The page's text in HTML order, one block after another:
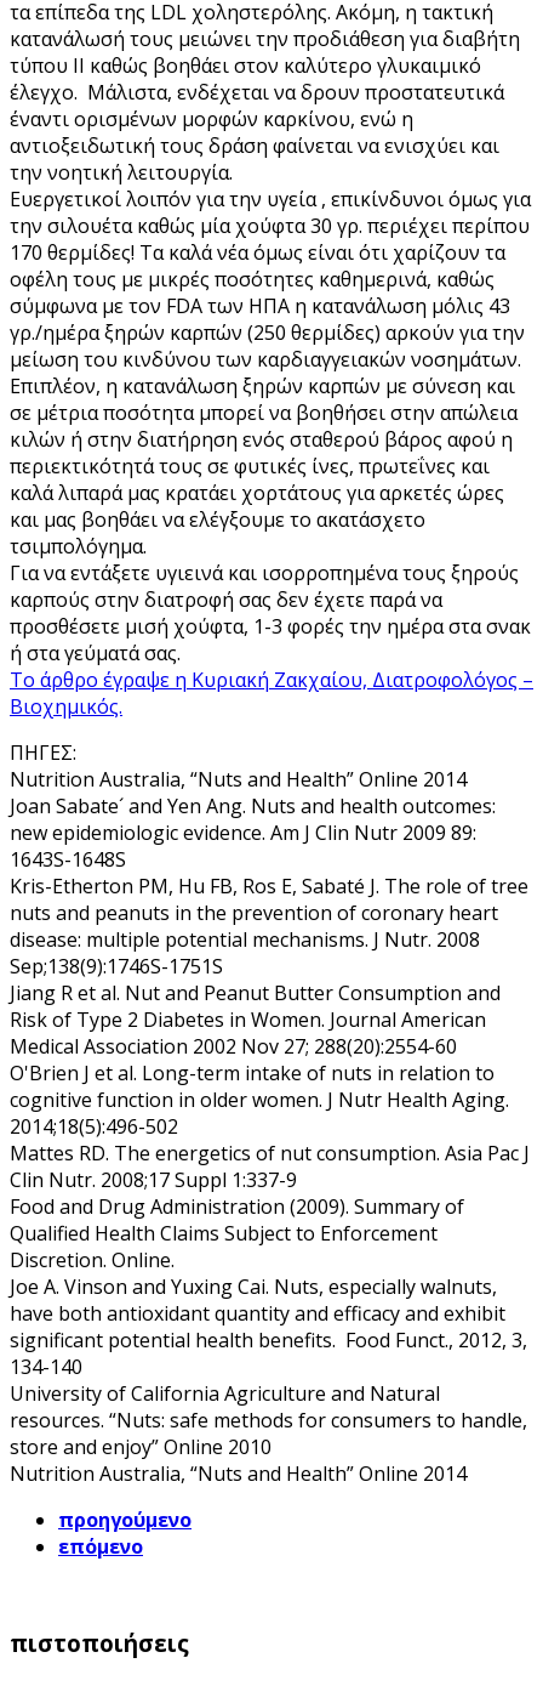
τα επίπεδα της LDL χοληστερόλης. Ακόμη, η τακτική
κατανάλωσή τους μειώνει την προδιάθεση για διαβήτη
τύπου ΙΙ καθώς βοηθάει στον καλύτερο γλυκαιμικό
έλεγχο. Μάλιστα, ενδέχεται να δρουν προστατευτικά
έναντι ορισμένων μορφών καρκίνου, ενώ η
αντιοξειδωτική τους δράση φαίνεται να ενισχύει και
την νοητική λειτουργία.
Ευεργετικοί λοιπόν για την υγεία , επικίνδυνοι όμως για
την σιλουέτα καθώς μία χούφτα 30 γρ. περιέχει περίπου
170 θερμίδες! Τα καλά νέα όμως είναι ότι χαρίζουν τα
οφέλη τους με μικρές ποσότητες καθημερινά, καθώς
σύμφωνα με τον FDA των ΗΠΑ η κατανάλωση μόλις 43
γρ./ημέρα ξηρών καρπών (250 θερμίδες) αρκούν για την
μείωση του κινδύνου των καρδιαγγειακών νοσημάτων.
Επιπλέον, η κατανάλωση ξηρών καρπών με σύνεση και
σε μέτρια ποσότητα μπορεί να βοηθήσει στην απώλεια
κιλών ή στην διατήρηση ενός σταθερού βάρος αφού η
περιεκτικότητά τους σε φυτικές ίνες, πρωτεΐνες και
καλά λιπαρά μας κρατάει χορτάτους για αρκετές ώρες
και μας βοηθάει να ελέγξουμε το ακατάσχετο
τσιμπολόγημα.
Για να εντάξετε υγιεινά και ισορροπημένα τους ξηρούς
καρπούς στην διατροφή σας δεν έχετε παρά να
προσθέσετε μισή χούφτα, 1-3 φορές την ημέρα στα σνακ
ή στα γεύματά σας.
Το άρθρο έγραψε η Κυριακή Ζακχαίου, Διατροφολόγος –
Βιοχημικός.
ΠΗΓΕΣ:
Nutrition Australia, “Nuts and Health” Online 2014
Joan Sabate´ and Yen Ang. Nuts and health outcomes:
new epidemiologic evidence. Am J Clin Nutr 2009 89:
1643S-1648S
Kris-Etherton PM, Hu FB, Ros E, Sabaté J. The role of tree
nuts and peanuts in the prevention of coronary heart
disease: multiple potential mechanisms. J Nutr. 2008
Sep;138(9):1746S-1751S
Jiang R et al. Nut and Peanut Butter Consumption and
Risk of Type 2 Diabetes in Women. Journal American
Medical Association 2002 Nov 27; 288(20):2554-60
O'Brien J et al. Long-term intake of nuts in relation to
cognitive function in older women. J Nutr Health Aging.
2014;18(5):496-502
Mattes RD. The energetics of nut consumption. Asia Pac J
Clin Nutr. 2008;17 Suppl 1:337-9
Food and Drug Administration (2009). Summary of
Qualified Health Claims Subject to Enforcement
Discretion. Online.
Joe A. Vinson and Yuxing Cai. Nuts, especially walnuts,
have both antioxidant quantity and efficacy and exhibit
significant potential health benefits. Food Funct., 2012, 3,
134-140
University of California Agriculture and Natural
resources. “Nuts: safe methods for consumers to handle,
store and enjoy” Online 2010
Nutrition Australia, “Nuts and Health” Online 2014
προηγούμενο
επόμενο
πιστοποιήσεις